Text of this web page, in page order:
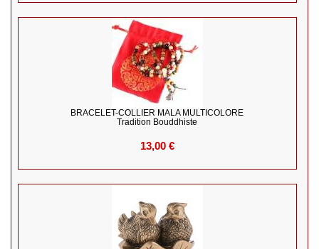
BRACELET-COLLIER MALA MULTICOLORE
Tradition Bouddhiste
13,00 €